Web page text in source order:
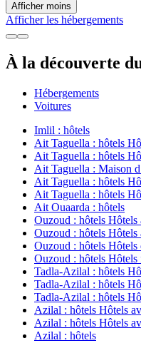
Afficher moins
Afficher les hébergements
À la découverte
Hébergements
Voitures
Imlil : hôtels
Ait Taguella : hôtels
Ait Taguella : hôtels
Ait Taguella : Maison
Ait Taguella : hôtels
Ait Taguella : hôtels
Ait Ouaarda : hôtels
Ouzoud : hôtels Hôtels
Ouzoud : hôtels Hôtels
Ouzoud : hôtels Hôtels
Ouzoud : hôtels
Tadla-Azilal : hôtels
Tadla-Azilal : hôtels
Tadla-Azilal : hôtels
Azilal : hôtels Hôtels
Azilal : hôtels Hôtels
Azilal : hôtels